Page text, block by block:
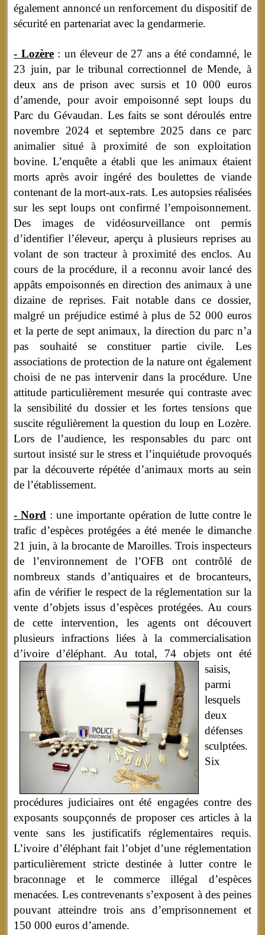
également annoncé un renforcement du dispositif de
sécurité en partenariat avec la gendarmerie.
- Lozère: un éleveur de 27 ans a été condamné, le
23 juin, par le tribunal correctionnel de Mende, à
deux ans de prison avec sursis et 10 000 euros
d’amende, pour avoir empoisonné sept loups du
Parc du Gévaudan. Les faits se sont déroulés entre
novembre 2024 et septembre 2025 dans ce parc
animalier situé à proximité de son exploitation
bovine. L’enquête a établi que les animaux étaient
morts après avoir ingéré des boulettes de viande
contenant de la mort-aux-rats. Les autopsies réalisées
sur les sept loups ont confirmé l’empoisonnement.
Des images de vidéosurveillance ont permis
d’identifier l’éleveur, aperçu à plusieurs reprises au
volant de son tracteur à proximité des enclos. Au
cours de la procédure, il a reconnu avoir lancé des
appâts empoisonnés en direction des animaux à une
dizaine de reprises. Fait notable dans ce dossier,
malgré un préjudice estimé à plus de 52 000 euros
et la perte de sept animaux, la direction du parc n’a
pas souhaité se constituer partie civile. Les
associations de protection de la nature ont également
choisi de ne pas intervenir dans la procédure. Une
attitude particulièrement mesurée qui contraste avec
la sensibilité du dossier et les fortes tensions que
suscite régulièrement la question du loup en Lozère.
Lors de l’audience, les responsables du parc ont
surtout insisté sur le stress et l’inquiétude provoqués
par la découverte répétée d’animaux morts au sein
de l’établissement.
- Nord : une importante opération de lutte contre le
trafic d’espèces protégées a été menée le dimanche
21 juin, à la brocante de Maroilles. Trois inspecteurs
de l’environnement de l’OFB ont contrôlé de
nombreux stands d’antiquaires et de brocanteurs,
afin de vérifier le respect de la réglementation sur la
vente d’objets issus d’espèces protégées. Au cours
de cette intervention, les agents ont découvert
plusieurs infractions liées à la commercialisation
d’ivoire d’éléphant.Au total, 74 objets ont été
saisis,
parmi
lesquels
deux
défenses
sculptées.
Six
procédures judiciaires ont été engagées contre des
exposants soupçonnés de proposer ces articles à la
vente sans les justificatifs réglementaires requis.
L’ivoire d’éléphant fait l’objet d’une réglementation
particulièrement stricte destinée à lutter contre le
braconnage et le commerce illégal d’espèces
menacées. Les contrevenants s’exposent à des peines
pouvant atteindre trois ans d’emprisonnement et
150 000 euros d’amende.